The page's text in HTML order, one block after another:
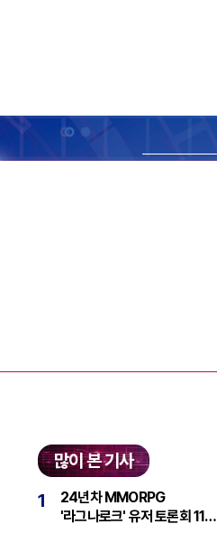
많이 본 기사
1
24년차 MMORPG
'라그나로크' 유저 토론회 11일